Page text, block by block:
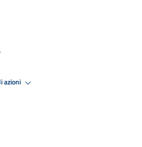
azioni